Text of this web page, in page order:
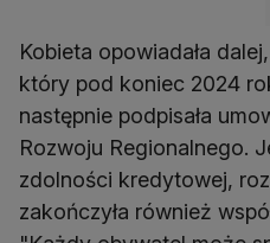
Kobieta opowiadała
który pod koniec 2024
następnie podpisała
Rozwoju Regionalnego.
zdolności kredytowej,
zakończyła również